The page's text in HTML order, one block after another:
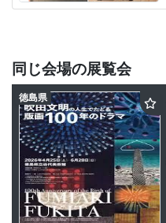
同じ会場の展覧会
徳島県